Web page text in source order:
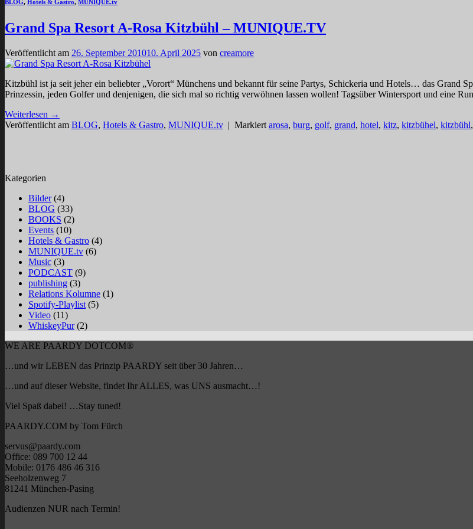
BLOG, Hotels & Gastro, MUNIQUE.tv
Grand Spa Resort A-Rosa Kitzbühl – MUNIQUE.TV
Veröffentlicht am 26. September 201010. April 2025 von creamore
Kitzbühl ist ja seit jeher ein beliebter „Vorort“ Münchens und bekannt für seine Partys, Schickeria und Hotels… das Grand
Prinzessin, jeden Golfer und denjenigen, die sich mal so richtig verwöhnen lassen wollen! Tagsüber Wintersport und eine
Weiterlesen →
Veröffentlicht am BLOG, Hotels & Gastro, MUNIQUE.tv | Markiert arosa, burg, golf, grand, hotel, kitz, kitzbühel, kitzbühl,
Kategorien
Bilder(4)
BLOG (33)
BOOKS (2)
Events (10)
Hotels & Gastro (4)
MUNIQUE.tv (6)
Music (3)
PODCAST (9)
publishing (3)
Relations Kolumne (1)
Spotify-Playlist (5)
Video (11)
WhiskeyPur(2)
WE ARE PAARDY DOTCOM®
…und wir LEBEN das Prinzip PAARDY seit über 30 Jahren…
…und auf dieser Website, findet Ihr ALLES, was UNS ausmacht…!
Viel Spaß dabei! …Stay tuned!
PAARDY.COM by Tom Fürch
servus@paardy.com
Office: 089 700 12 44
Mobile: 0176 486 46 316
Seeholzenweg 7
81241 München-Pasing
Audienzen NUR nach Termin!